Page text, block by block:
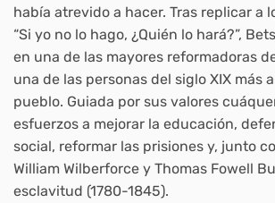
había atrevido a hacer. Tras replicar a
“Si yo no lo hago, ¿Quién lo hará?”,
en una de las mayores reformadoras
una de las personas del siglo XIX más
pueblo. Guiada por sus valores
esfuerzos a mejorar la educación,
social, reformar las prisiones y, junto
William Wilberforce y Thomas Fowell
esclavitud (1780-1845).